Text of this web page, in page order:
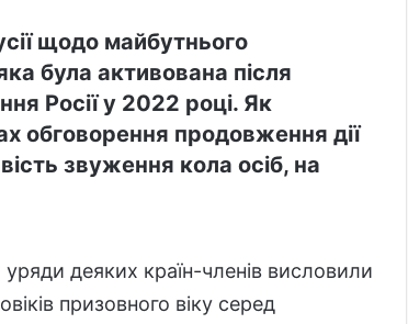
щодо майбутнього
була активована після
Росії у 2022 році. Як
обговорення продовження дії
звуження кола осіб, на
деяких країн-членів висловили
призовного віку серед